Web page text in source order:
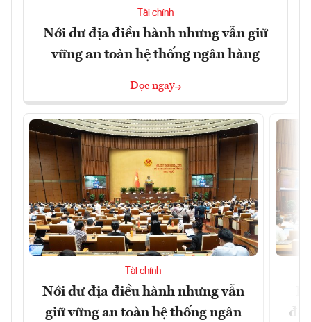
Tài chính
Nới dư địa điều hành nhưng vẫn giữ
vững an toàn hệ thống ngân hàng
Đọc ngay
Tài chính
Nới dư địa điều hành nhưng vẫn
giữ vững an toàn hệ thống ngân